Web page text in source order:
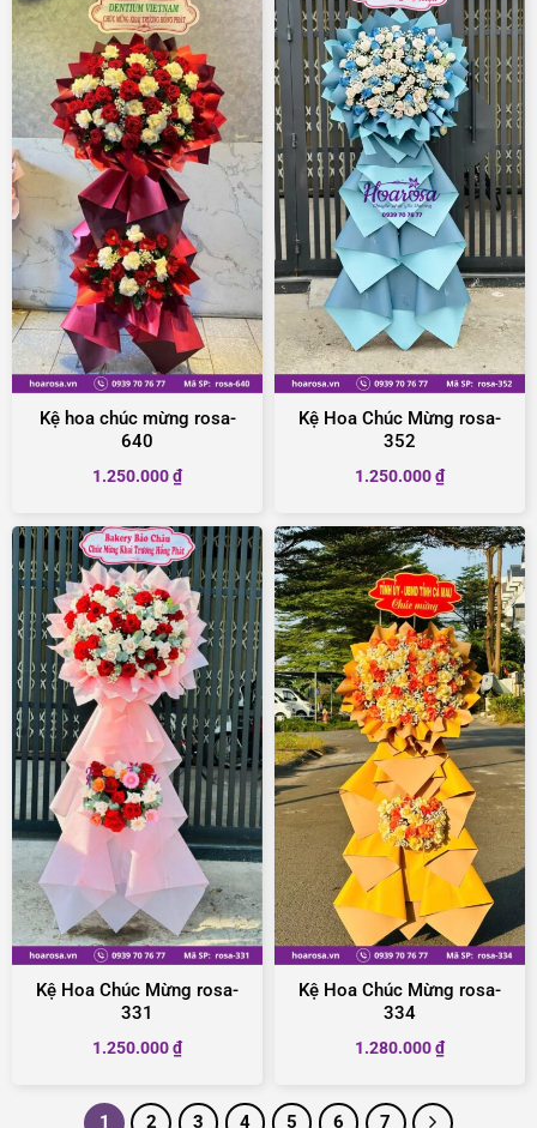
Kệ hoa chúc mừng rosa-
640
1.250.000₫
Kệ Hoa Chúc Mừng rosa-
352
1.250.000₫
Kệ Hoa Chúc Mừng rosa-
331
1.250.000₫
Kệ Hoa Chúc Mừng rosa-
334
1.280.000₫
1 2 3 4 5 6 7